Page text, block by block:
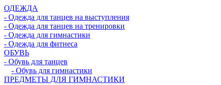
ОДЕЖДА
- Одежда для танцев на выступления
- Одежда для танцев на тренировки
- Одежда для гимнастики
- Одежда для фитнеса
ОБУВЬ
- Обувь для танцев
- Обувь для гимнастики
ПРЕДМЕТЫ ДЛЯ ГИМНАСТИКИ